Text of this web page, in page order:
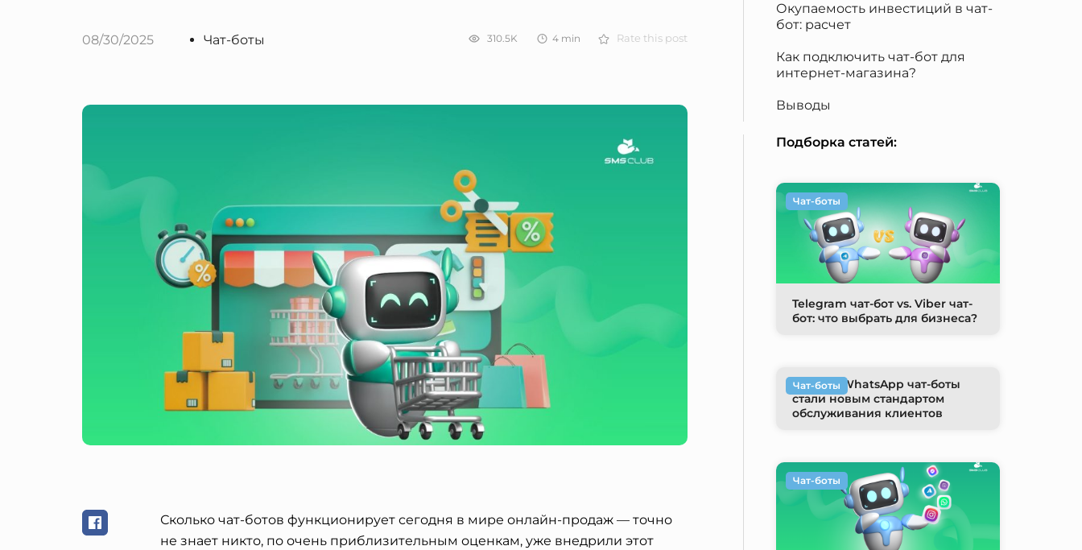
08/30/2025 Чат-боты 310.5K 4 min Rate this post
Сколько чат-ботов функционирует сегодня в мире онлайн-продаж — точно
не знает никто, по очень приблизительным оценкам, уже внедрили этот
Окупаемость инвестиций в чат-
бот: расчет
Как подключить чат-бот для
интернет-магазина?
Выводы
Подборка статей:
Telegram чат-бот vs. Viber чат-
бот: что выбрать для бизнеса?
Чат-боты
Почему WhatsApp чат-боты
стали новым стандартом
обслуживания клиентов
Чат-боты
Чат-боты